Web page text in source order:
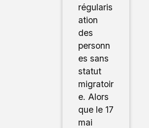
régularis
ation
des
personn
es sans
statut
migratoir
e. Alors
que le 17
mai